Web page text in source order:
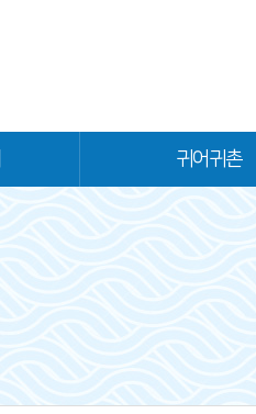
귀어귀촌